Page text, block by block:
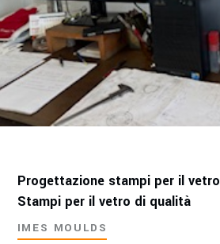
Progettazione stampi per il vetro
Stampi per il vetro di qualità
IMES MOULDS